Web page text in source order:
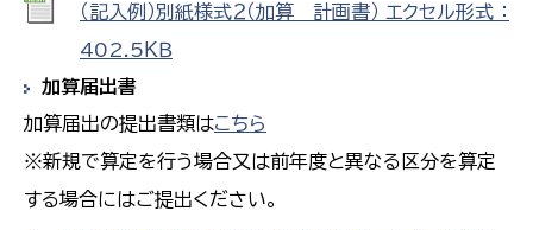
（記入例）別紙様式２（加算 計画書） エクセル形式 ：
402.5ＫＢ
加算届出書
加算届出の提出書類はこちら
※新規で算定を行う場合又は前年度と異なる区分を算定
する場合にはご提出ください。